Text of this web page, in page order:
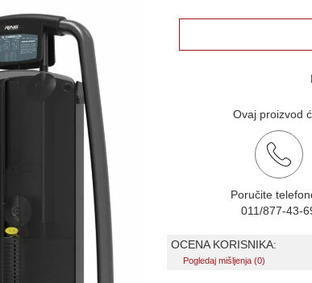
Ovaj proizvod
Poručite
011/877-43-
OCENA KORISNIKA:
Pogledaj mišljenja (0)